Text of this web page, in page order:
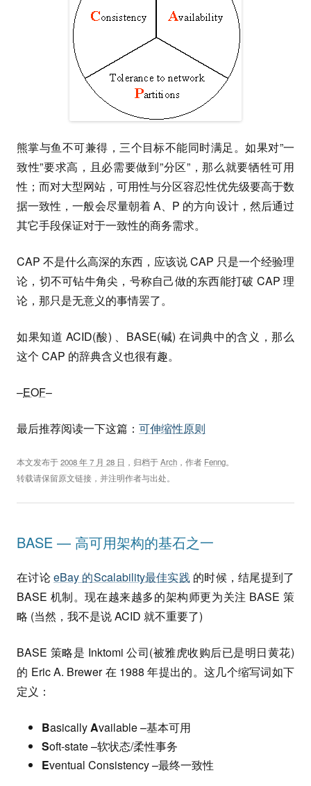
熊掌与鱼不可兼得，三个目标不能同时满足。如果对”一
致性”要求高，且必需要做到”分区”，那么就要牺牲可用
性；而对大型网站，可用性与分区容忍性优先级要高于数
据一致性，一般会尽量朝着 A、P 的方向设计，然后通过
其它手段保证对于一致性的商务需求。
CAP 不是什么高深的东西，应该说 CAP 只是一个经验理
论，切不可钻牛角尖，号称自己做的东西能打破 CAP 理
论，那只是无意义的事情罢了。
如果知道 ACID(酸) 、BASE(碱) 在词典中的含义，那么
这个 CAP 的辞典含义也很有趣。
–EOF–
最后推荐阅读一下这篇： 可伸缩性原则
本文发布于2008 年 7 月 28 日 ，归档于Arch ，作者 Fenng。
转载请保留原文链接，并注明作者与出处。
BASE — 高可用架构的基石之一
在讨论eBay 的Scalability最佳实践的时候，结尾提到了
BASE 机制。现在越来越多的架构师更为关注 BASE 策
略 (当然，我不是说 ACID 就不重要了)
BASE 策略是 Inktomi 公司(被雅虎收购后已是明日黄花)
的 Eric A. Brewer 在 1988 年提出的。这几个缩写词如下
定义：
BasicallyAvailable –基本可用
Soft-state –软状态/柔性事务
Eventual Consistency –最终一致性